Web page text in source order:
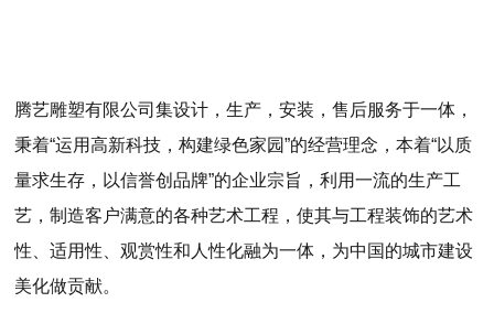
腾艺雕塑有限公司集设计，生产，安装，售后服务于一体，
秉着“运用高新科技，构建绿色家园”的经营理念，本着“以质
量求生存，以信誉创品牌”的企业宗旨，利用一流的生产工
艺，制造客户满意的各种艺术工程，使其与工程装饰的艺术
性、适用性、观赏性和人性化融为一体，为中国的城市建设
美化做贡献。